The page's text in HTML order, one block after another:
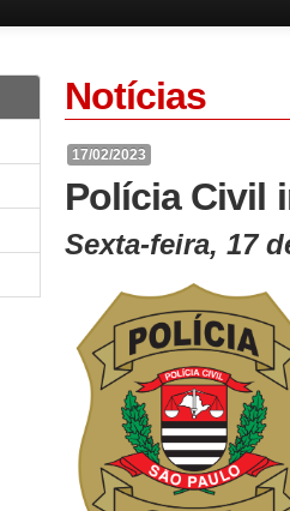
Notícias
17/02/2023
Polícia Civil
Sexta-feira, 17